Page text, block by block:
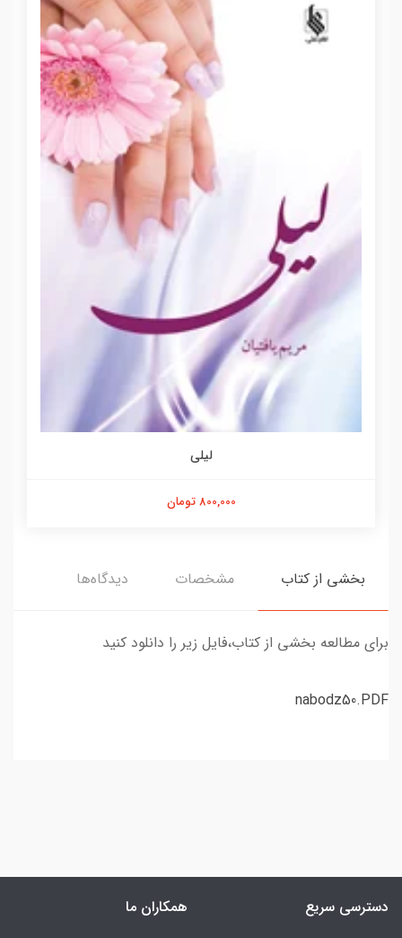
لیلی
800,000 تومان
بخشی از کتاب مشخصات دیدگاه‌ها
برای مطالعه بخشی از کتاب،فایل زیر را دانلود کنید
nabodz50.PDF
دسترسی سریع همکاران ما